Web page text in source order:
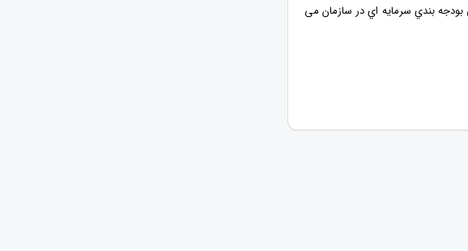
بودجه بندي سرمايه اي در سازمان می